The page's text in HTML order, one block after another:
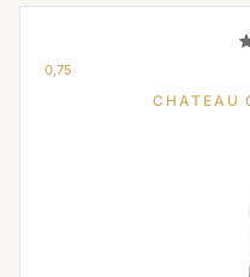
0,75
CHATEAU